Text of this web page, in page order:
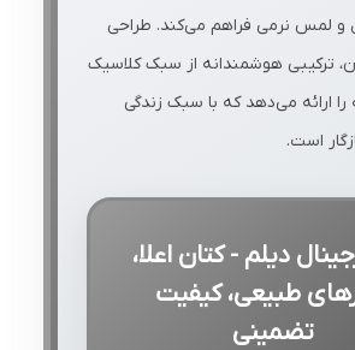
و لمس نرمی فراهم می‌کند. طراحی
ترکیبی هوشمندانه از سبک کلاسیک
را ارائه می‌دهد که با سبک زندگی
است.
دیلم - کتان اعلا،
طبیعی، کیفیت
تضمینی